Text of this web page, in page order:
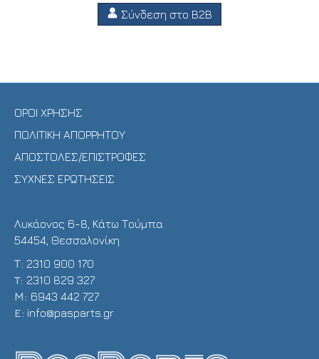
Σύνδεση στο B2B
ΟΡΟΙ ΧΡΗΣΗΣ
ΠΟΛΙΤΙΚΗ ΑΠΟΡΡΗΤΟΥ
ΑΠΟΣΤΟΛΕΣ/ΕΠΙΣΤΡΟΦΕΣ
ΣΥΧΝΕΣ ΕΡΩΤΗΣΕΙΣ
Λυκάονος 6-8, Κάτω Τούμπα
54454, Θεσσαλονίκη
Τ: 2310 900 170
T: 2310 829 327
Μ: 6943 442 727
E: info@pasparts.gr